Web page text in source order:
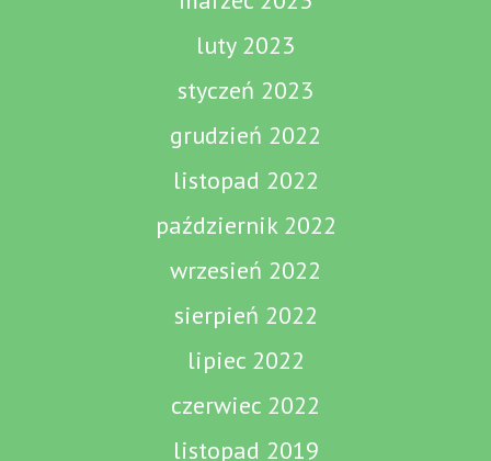
luty 2023
styczeń 2023
grudzień 2022
listopad 2022
październik 2022
wrzesień 2022
sierpień 2022
lipiec 2022
czerwiec 2022
listopad 2019